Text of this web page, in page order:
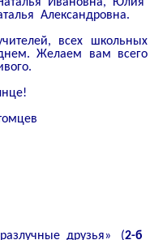
Александровна.
всех школьных
Желаем вам всего
друзья» (2-б